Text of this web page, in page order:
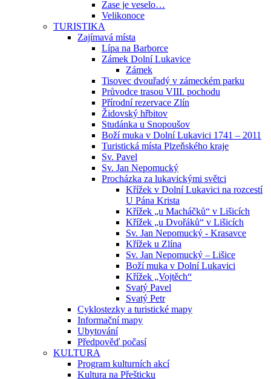
Zase je veselo…
Velikonoce
TURISTIKA
Zajímavá místa
Lípa na Barborce
Zámek Dolní Lukavice
Zámek
Tisovec dvouřadý v zámeckém parku
Průvodce trasou VIII. pochodu
Přírodní rezervace Zlín
Židovský hřbitov
Studánka u Snopoušov
Boží muka v Dolní Lukavici 1741 – 2011
Turistická místa Plzeňského kraje
Sv. Pavel
Sv. Jan Nepomucký
Procházka za lukavickými světci
Křížek v Dolní Lukavici na rozcestí
U Pána Krista
Křížek „u Macháčků“ v Lišicích
Křížek „u Dvořáků“ v Lišicích
Sv. Jan Nepomucký - Krasavce
Křížek u Zlína
Sv. Jan Nepomucký – Lišice
Boží muka v Dolní Lukavici
Křížek „Vojtěch“
Svatý Pavel
Svatý Petr
Cyklostezky a turistické mapy
Informační mapy
Ubytování
Předpověď počasí
KULTURA
Program kulturních akcí
Kultura na Přešticku